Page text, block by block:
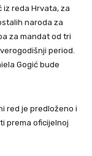
iz reda Hrvata, za
naroda za
za mandat od tri
period.
Gogić bude
red je predloženo i
prema oficijelnoj